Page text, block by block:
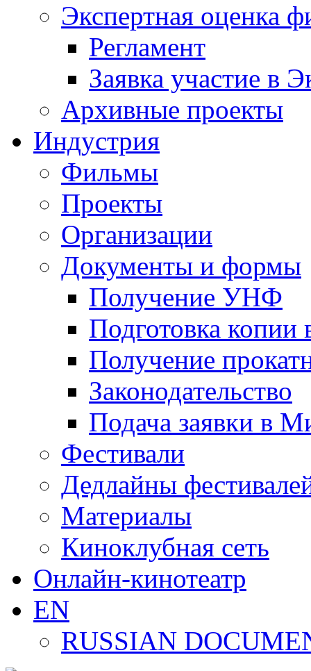
Экспертная оценка
Регламент
Заявка участие в
Архивные проекты
Индустрия
Фильмы
Проекты
Организации
Документы и формы
Получение УНФ
Подготовка копии
Получение
Законодательство
Подача заявки в
Фестивали
Дедлайны
Материалы
Киноклубная сеть
Онлайн-кинотеатр
EN
RUSSIAN